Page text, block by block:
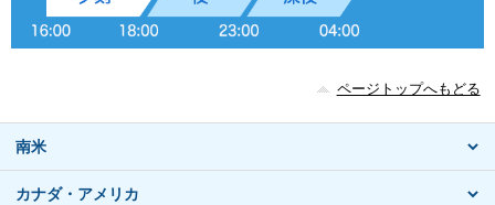
ページトップへもどる
南米
カナダ・アメリカ